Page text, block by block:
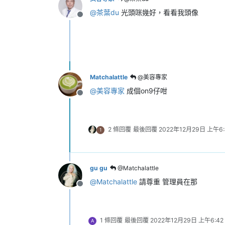
離線
@茶葉du 光頭咪幾好，看看我頭像
離線
Matchalattle @美容專家
@美容專家 成個on9仔咁
1 2 條回覆 最後回覆 2022年12月29日 上午
離線
gu gu @Matchalattle
@Matchalattle 請尊重 管理員在那
A 1 條回覆 最後回覆 2022年12月29日 上午6:42